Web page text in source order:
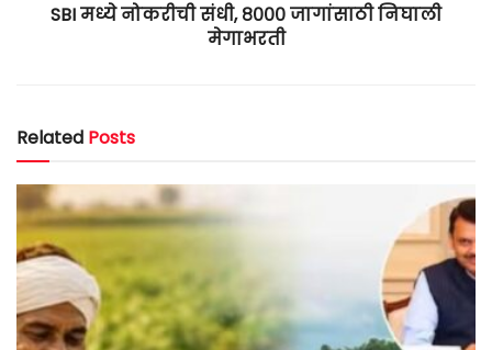
SBI मध्ये नोकरीची संधी, ८००० जागांसाठी निघाली
मेगाभरती
Related Posts